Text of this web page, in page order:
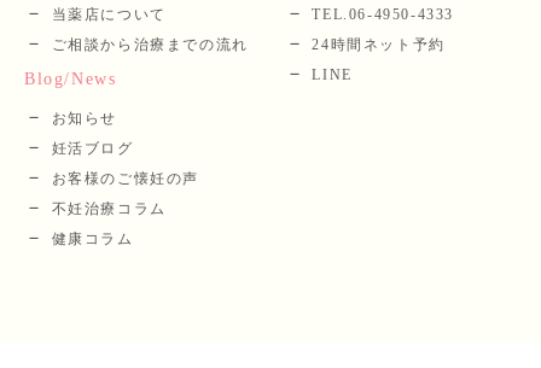
当薬店について
ご相談から治療までの流れ
Blog/News
お知らせ
妊活ブログ
お客様のご懐妊の声
不妊治療コラム
健康コラム
TEL.06-4950-4333
24時間ネット予約
LINE